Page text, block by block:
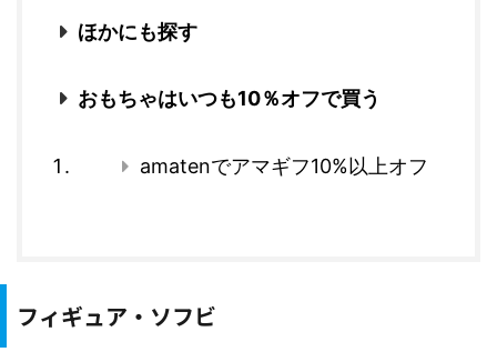
ほかにも探す
おもちゃはいつも10％オフで買う
amatenでアマギフ10%以上オフ
フィギュア・ソフビ